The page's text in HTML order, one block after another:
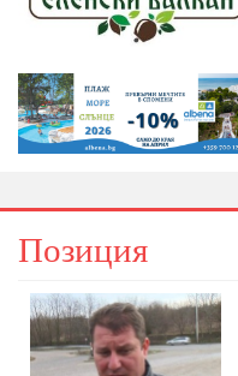
Позиция